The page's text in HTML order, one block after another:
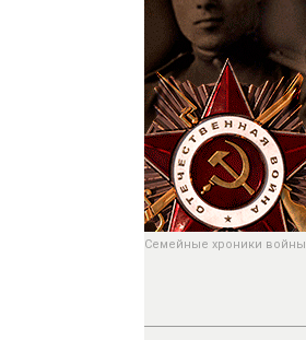
Семейные хроники войны